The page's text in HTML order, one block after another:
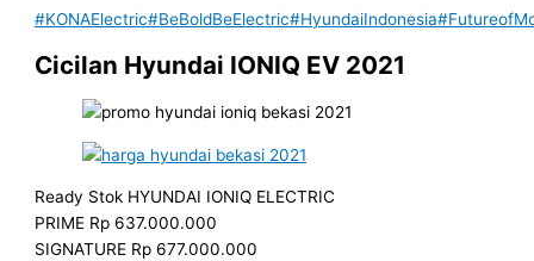
#KONAElectric#BeBoldBeElectric#HyundaiIndonesia
Cicilan Hyundai IONIQ EV 2021
Ready Stok HYUNDAI IONIQ ELECTRIC
PRIME Rp 637.000.000
SIGNATURE Rp 677.000.000